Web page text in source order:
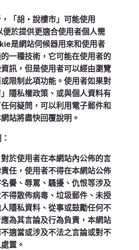
「胡‧說樓市」可能使用
於提供更適合使用者個人需
是網站伺候器用來和使用者
一種技術，它可能在使用者的
訊，但是使用者可以經由瀏覽
限制此項功能。使用者如果對
隱私權政策、或與個人資料有
何疑問，可以利用電子郵件和
站將盡快回覆說明。
於使用者在本網站內公佈的言
任，使用者不得在本網站公佈
譽、辱罵、騷擾、仇恨等涉及
得散佈病毒、垃圾郵件、未授
隱私資料、從事或鼓勵任何不
為其言論及行為負責，本網站
適當或涉及不法之言論或對不
置。